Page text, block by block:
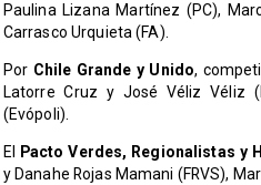
Paulina Lizana Martínez (PC),
Carrasco Urquieta (FA).
Por Chile Grande y Unido,
Latorre Cruz y José Véliz Véliz
(Evópoli).
El Pacto Verdes, Regionalistas y
y Danahe Rojas Mamani (FRVS),